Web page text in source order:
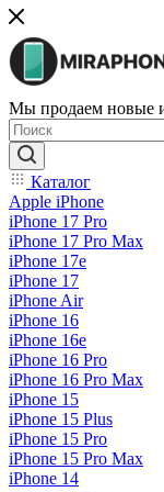
Мы продаем новые
Каталог
Apple iPhone
iPhone 17 Pro
iPhone 17 Pro Max
iPhone 17e
iPhone 17
iPhone Air
iPhone 16
iPhone 16e
iPhone 16 Pro
iPhone 16 Pro Max
iPhone 15
iPhone 15 Plus
iPhone 15 Pro
iPhone 15 Pro Max
iPhone 14